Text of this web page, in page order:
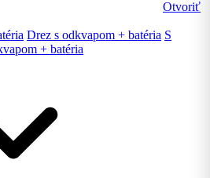
Otvoriť
Drez s odkvapom + batéria S
+ batéria